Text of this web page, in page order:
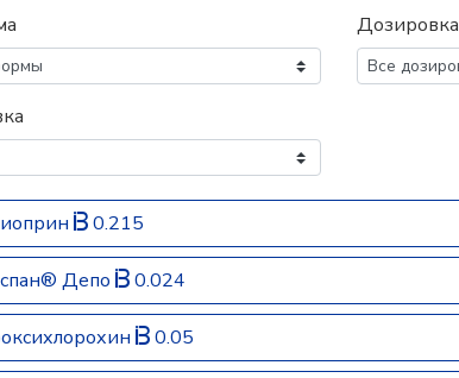
Дозировка
0.215
Депо 0.024
0.05